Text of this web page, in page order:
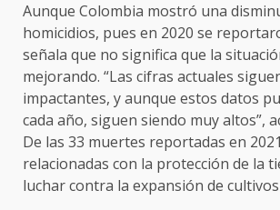
Aunque Colombia mostró una
homicidios, pues en 2020 se
señala que no significa que la
mejorando. “Las cifras actuales
impactantes, y aunque estos datos
cada año, siguen siendo muy altos”,
De las 33 muertes reportadas en
relacionadas con la protección de la
luchar contra la expansión de